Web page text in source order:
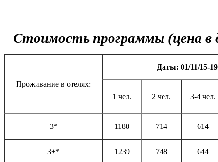
Стоимость программы (цена в
Проживание в отелях:
Даты: 01/11/15-
1 чел. 2 чел. 3-4 чел.
3* 1188 714 614
3+* 1239 748 644